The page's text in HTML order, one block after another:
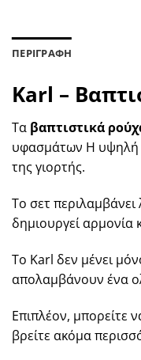
ΠΕΡΙΓΡΑΦΗ
Karl –
Τα βαπτιστικά
υφασμάτων Η υψηλή
της γιορτής.
Το σετ
δημιουργεί
Το Karl δεν μένει
απολαμβάνουν ένα
Επιπλέον, μπορείτε
βρείτε ακόμα